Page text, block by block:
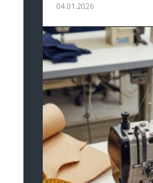
04.01.2026